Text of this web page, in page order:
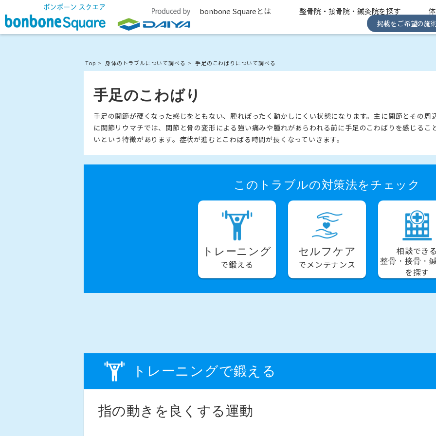
bonbone Squareとは 整骨院・接骨院・鍼灸院を探す
掲載をご希望の施
Top 身体のトラブルについて調べる 手足のこわばりについて調べる
手足のこわばり
手足の関節が硬くなった感じをともない、腫れぼったく動かしにくい状態になります。主に関節とその周
に関節リウマチでは、関節と骨の変形による強い痛みや腫れがあらわれる前に手足のこわばりを感じるこ
いという特徴があります。症状が進むとこわばる時間が長くなっていきます。
このトラブルの対策法をチェック
トレーニング
で鍛える
セルフケア
でメンテナンス
相談できる
整骨・接骨・
を探す
トレーニングで鍛える
指の動きを良くする運動